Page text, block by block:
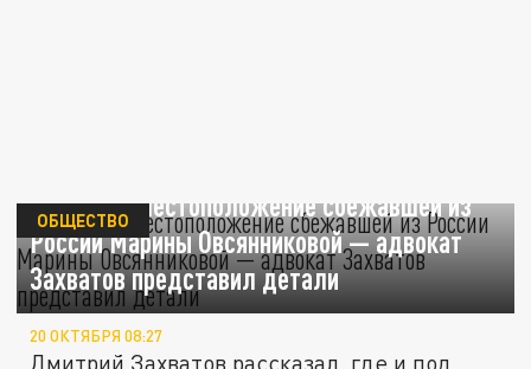
Раскрыто местоположение сбежавшей из
России Марины Овсянниковой — адвокат
Захватов представил детали
ОБЩЕСТВО
20 ОКТЯБРЯ 08:27
Дмитрий Захватов рассказал, где и под